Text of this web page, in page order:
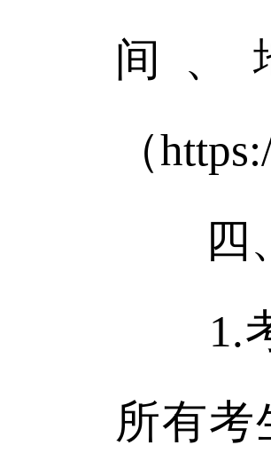
间、
（
四
1.考
所有考